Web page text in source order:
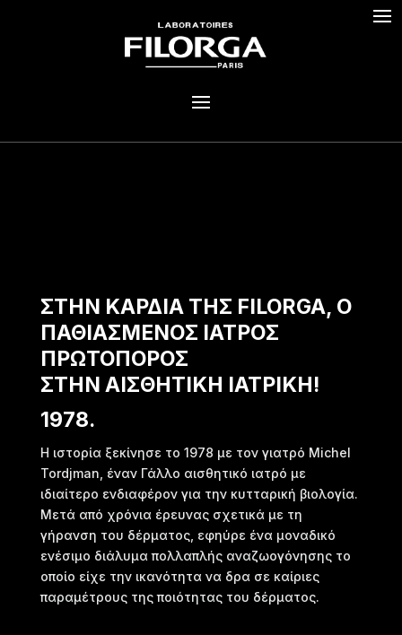
ΣΤΗΝ ΚΑΡΔΙΑ ΤΗΣ FILORGA, Ο
ΠΑΘΙΑΣΜΕΝΟΣ ΙΑΤΡΟΣ
ΠΡΩΤΟΠΟΡΟΣ
ΣΤΗΝ ΑΙΣΘΗΤΙΚΗ ΙΑΤΡΙΚΗ!
1978.
Η ιστορία ξεκίνησε το 1978 με τον γιατρό Michel
Tordjman, έναν Γάλλο αισθητικό ιατρό με
ιδιαίτερο ενδιαφέρον για την κυτταρική βιολογία.
Μετά από χρόνια έρευνας σχετικά με τη
γήρανση του δέρματος, εφηύρε ένα μοναδικό
ενέσιμο διάλυμα πολλαπλής αναζωογόνησης το
οποίο είχε την ικανότητα να δρα σε καίριες
παραμέτρους της ποιότητας του δέρματος.